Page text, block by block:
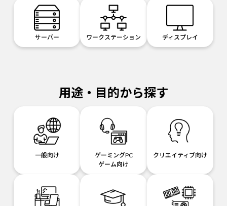
サーバー ワークステーション ディスプレイ
用途・目的から探す
一般向け
ゲーミングPC
ゲーム向け
クリエイティブ向け